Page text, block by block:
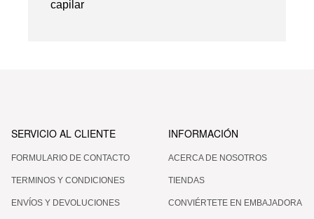
capilar
SERVICIO AL CLIENTE
FORMULARIO DE CONTACTO
TERMINOS Y CONDICIONES
ENVÍOS Y DEVOLUCIONES
INFORMACIÓN
ACERCA DE NOSOTROS
TIENDAS
CONVIÉRTETE EN EMBAJADORA